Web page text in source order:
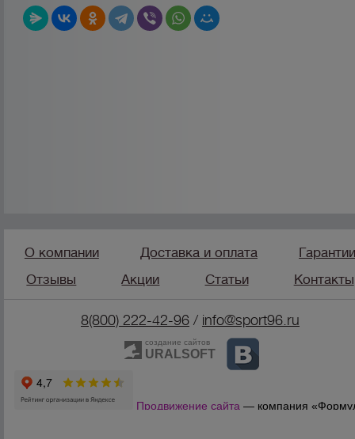
О компании Доставка и оплата
Отзывы
Акции Статьи Контакты
8(800) 222-42-96/ info@sport96.ru
создание сайтов
URALSOFT
Продвижение сайта — компания